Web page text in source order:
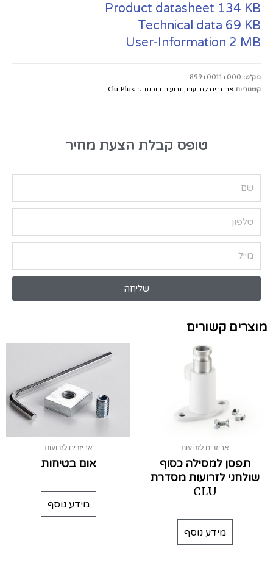
Product datasheet 134 KB
Technical data 69 KB
User-Information 2 MB
מק״ט: 899+0011+000
קטגוריות אביזרים לזרועות זרועות בוכנת גז Clu Plus
טופס קבלת הצעת מחיר
שליחה
מוצרים קשורים
אביזרים לזרועות
תפסן למסילה כסוף
שולחני לזרועות מסדרת
CLU
מידע נוסף
אביזרים לזרועות
אום בטיחות
מידע נוסף